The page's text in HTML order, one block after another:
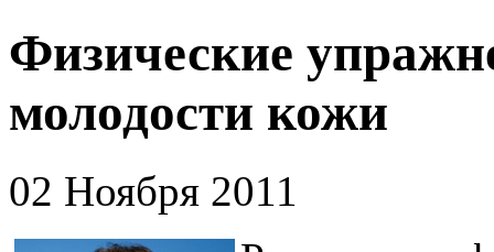
Физические
молодости кожи
02 Ноября 2011